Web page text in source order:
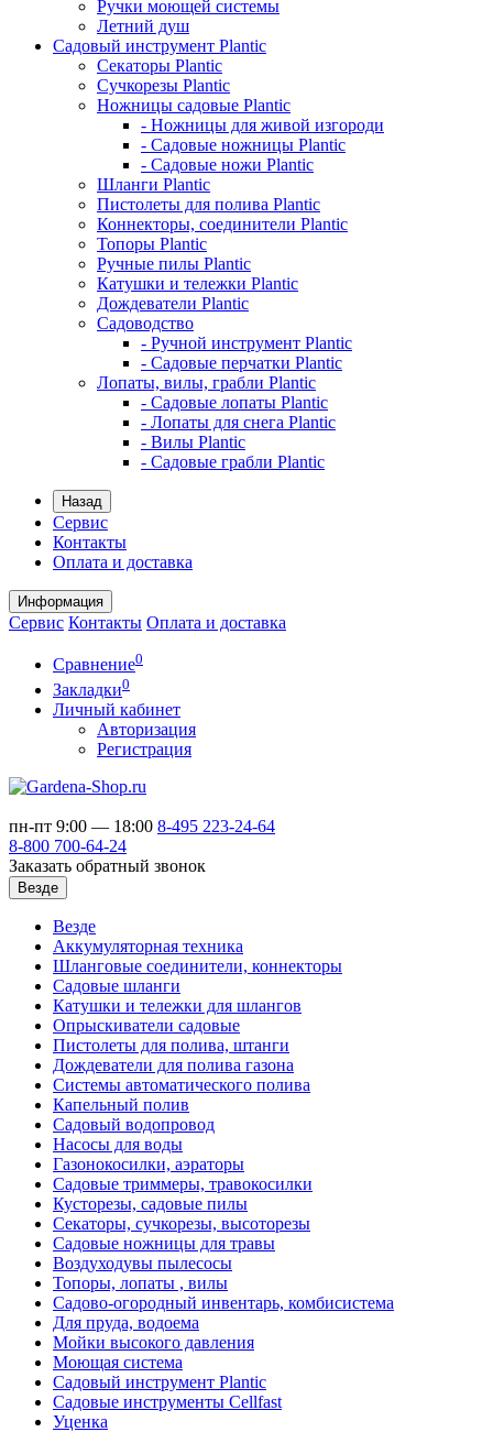
Ручки моющей системы
Летний душ
Садовый инструмент Plantic
Секаторы Plantic
Сучкорезы Plantic
Ножницы садовые Plantic
- Ножницы для живой изгороди
- Садовые ножницы Plantic
- Садовые ножи Plantic
Шланги Plantic
Пистолеты для полива Plantic
Коннекторы, соединители Plantic
Топоры Plantic
Ручные пилы Plantic
Катушки и тележки Plantic
Дождеватели Plantic
Садоводство
- Ручной инструмент Plantic
- Садовые перчатки Plantic
Лопаты, вилы, грабли Plantic
- Садовые лопаты Plantic
- Лопаты для снега Plantic
- Вилы Plantic
- Садовые грабли Plantic
Назад
Сервис
Контакты
Оплата и доставка
Информация
Сервис Контакты Оплата и доставка
Сравнение0
Закладки0
Личный кабинет
Авторизация
Регистрация
пн-пт 9:00 — 18:00 8-495 223-24-64
8-800 700-64-24
Заказать обратный звонок
Везде
Везде
Аккумуляторная техника
Шланговые соединители, коннекторы
Садовые шланги
Катушки и тележки для шлангов
Опрыскиватели садовые
Пистолеты для полива, штанги
Дождеватели для полива газона
Системы автоматического полива
Капельный полив
Садовый водопровод
Насосы для воды
Газонокосилки, аэраторы
Садовые триммеры, травокосилки
Кусторезы, садовые пилы
Секаторы, сучкорезы, высоторезы
Садовые ножницы для травы
Воздуходувы пылесосы
Топоры, лопаты , вилы
Садово-огородный инвентарь, комбисистема
Для пруда, водоема
Мойки высокого давления
Моющая система
Садовый инструмент Plantic
Садовые инструменты Cellfast
Уценка